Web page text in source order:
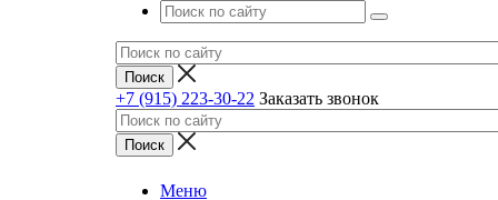
+7 (915) 223-30-22 Заказать звонок
Меню